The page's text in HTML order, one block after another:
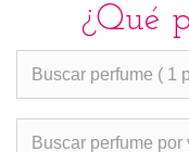
¿Qué